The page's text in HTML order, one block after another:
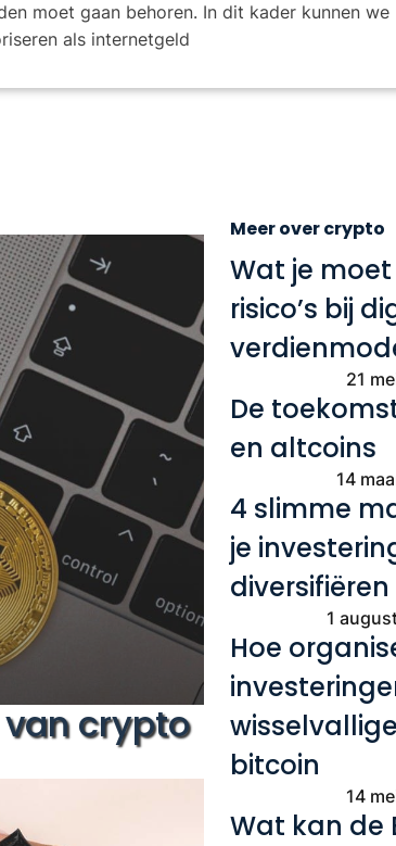
moet gaan behoren. In dit kader kunnen we
als internetgeld
crypto
Meer over crypto
Wat je
risico’s bij
21
De
en altcoins
14
4 slimme
je
diversifiëren
1
Hoe
bitcoin
14
Wat kan de